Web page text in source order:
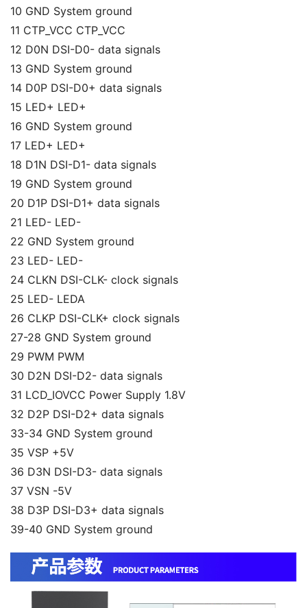
10 GND System ground
11 CTP_VCC CTP_VCC
12 D0N DSI-D0- data signals
13 GND System ground
14 D0P DSI-D0+ data signals
15 LED+ LED+
16 GND System ground
17 LED+ LED+
18 D1N DSI-D1- data signals
19 GND System ground
20 D1P DSI-D1+ data signals
21 LED- LED-
22 GND System ground
23 LED- LED-
24 CLKN DSI-CLK- clock signals
25 LED- LEDA
26 CLKP DSI-CLK+ clock signals
27-28 GND System ground
29 PWM PWM
30 D2N DSI-D2- data signals
31 LCD_IOVCC Power Supply 1.8V
32 D2P DSI-D2+ data signals
33-34 GND System ground
35 VSP +5V
36 D3N DSI-D3- data signals
37 VSN -5V
38 D3P DSI-D3+ data signals
39-40 GND System ground